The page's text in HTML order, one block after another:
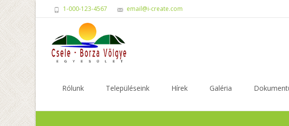
1-000-123-4567 email@i-create.com
Rólunk Településeink Hírek Galéria